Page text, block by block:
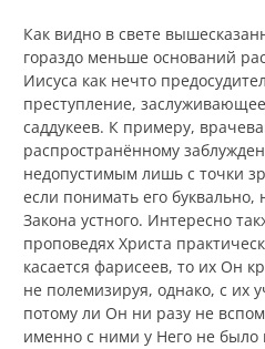
Как видно в свете
гораздо меньше оснований
Иисуса как нечто
преступление,
саддукеев. К примеру,
распространённому
недопустимым лишь с точки
если понимать его буквально,
Закона устного. Интересно
проповедях Христа
касается фарисеев, то их Он
не полемизируя, однако, с их
потому ли Он ни разу не
именно с ними у Него не было